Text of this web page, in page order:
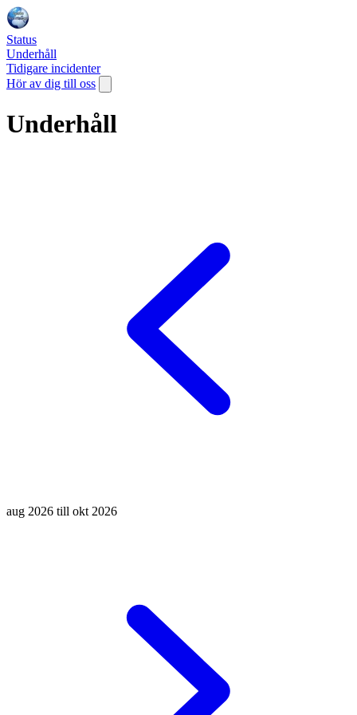
Status
Underhåll
Tidigare incidenter
Hör av dig till oss
Underhåll
aug 2026 till okt 2026